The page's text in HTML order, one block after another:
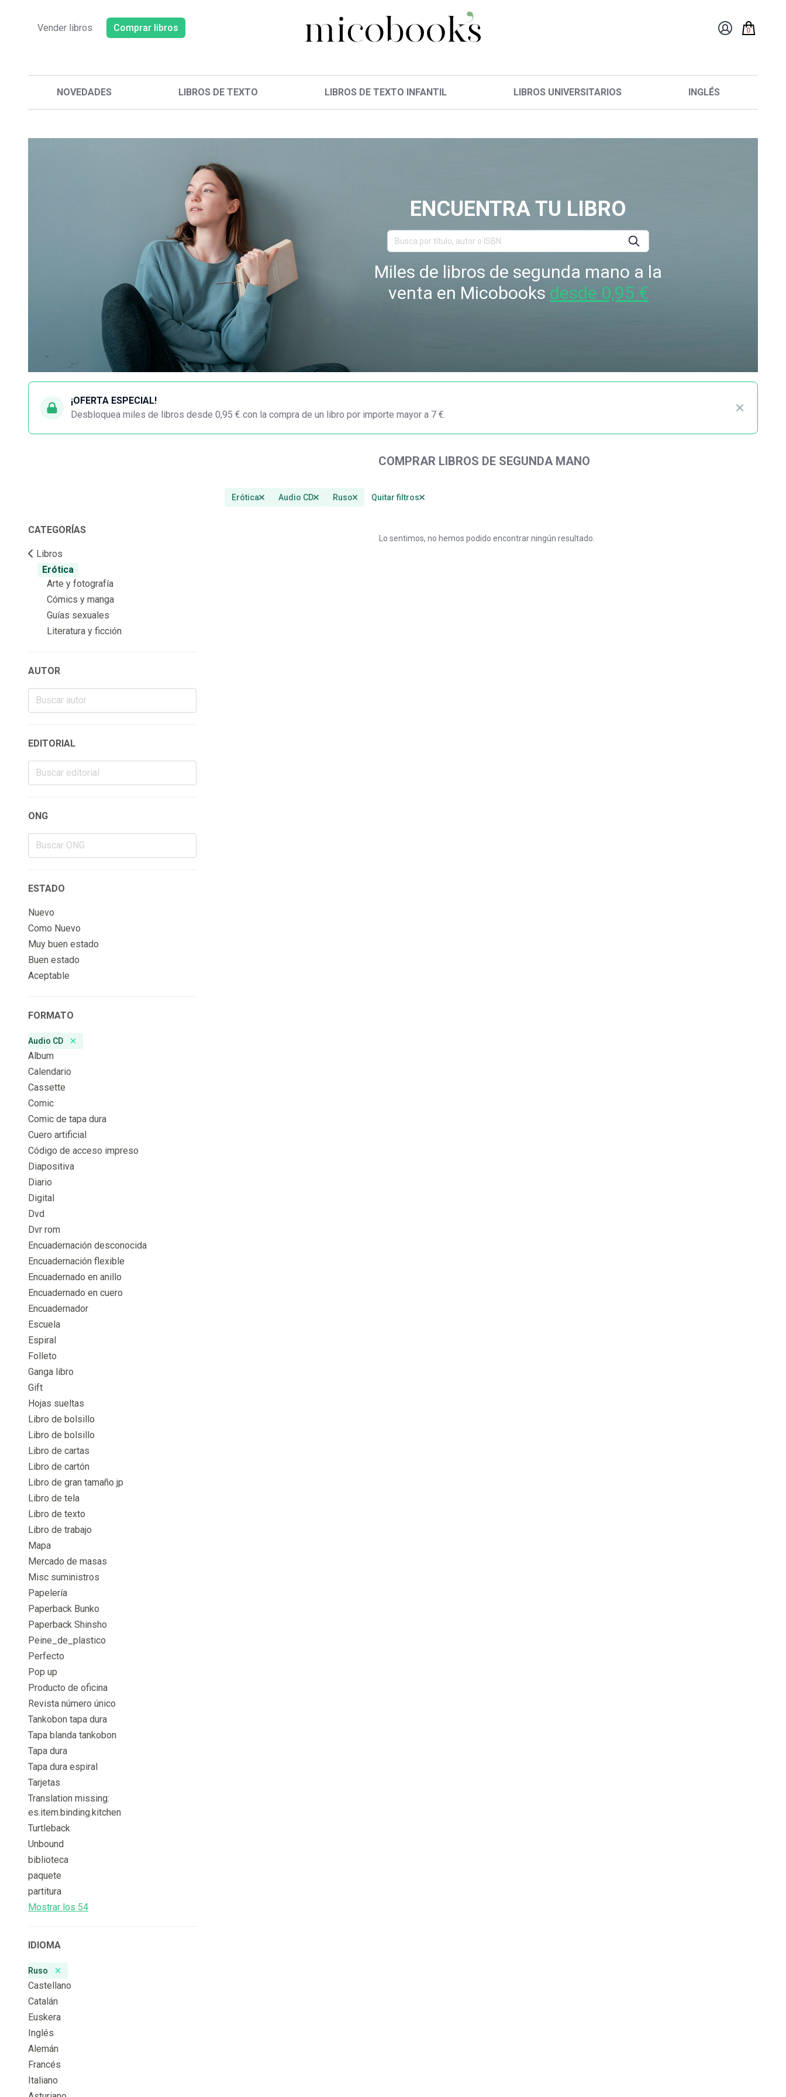
Vender libros Comprar libros 0
NOVEDADES LIBROS DE TEXTO LIBROS DE TEXTO INFANTIL LIBROS UNIVERSITARIOS INGLÉS
ENCUENTRA TU LIBRO
Miles de libros de segunda mano a la
venta en Micobooks desde 0,95 €
¡OFERTA ESPECIAL!
Desbloquea miles de libros desde 0,95 € con la compra de un libro por importe mayor a 7 €.
COMPRAR LIBROS DE SEGUNDA MANO
Erótica Audio CD Ruso Quitar filtros
CATEGORÍAS
Libros
Erótica
Arte y fotografía
Cómics y manga
Guías sexuales
Literatura y ficción
AUTOR
EDITORIAL
ONG
ESTADO
Nuevo
Como Nuevo
Muy buen estado
Buen estado
Aceptable
FORMATO
Audio CD
Remove badge
Album
Calendario
Cassette
Comic
Comic de tapa dura
Cuero artificial
Código de acceso impreso
Diapositiva
Diario
Digital
Dvd
Dvr rom
Encuadernación desconocida
Encuadernación flexible
Encuadernado en anillo
Encuadernado en cuero
Encuadernador
Escuela
Espiral
Folleto
Ganga libro
Gift
Hojas sueltas
Libro de bolsillo
Libro de bolsillo
Libro de cartas
Libro de cartón
Libro de gran tamaño jp
Libro de tela
Libro de texto
Libro de trabajo
Mapa
Mercado de masas
Misc suministros
Papelería
Paperback Bunko
Paperback Shinsho
Peine_de_plastico
Perfecto
Pop up
Producto de oficina
Revista número único
Tankobon tapa dura
Tapa blanda tankobon
Tapa dura
Tapa dura espiral
Tarjetas
Translation missing:
es.item.binding.kitchen
Turtleback
Unbound
biblioteca
paquete
partitura
Mostrar los 54
IDIOMA
Ruso
Remove badge
Castellano
Catalán
Euskera
Inglés
Alemán
Francés
Italiano
Lo sentimos, no hemos podido encontrar ningún resultado.